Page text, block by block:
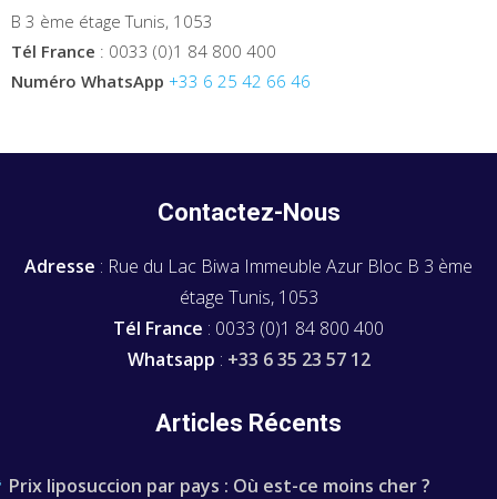
B 3 ème étage Tunis, 1053
Tél France : 0033 (0)1 84 800 400
Numéro WhatsApp +33 6 25 42 66 46
Contactez-Nous
Adresse : Rue du Lac Biwa Immeuble Azur Bloc B 3 ème
étage Tunis, 1053
Tél France : 0033 (0)1 84 800 400
Whatsapp : +33 6 35 23 57 12
Articles Récents
Prix liposuccion par pays : Où est-ce moins cher ?